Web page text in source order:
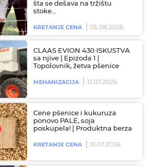
šta se dešava na tržištu
stoke…
KRETANJE CENA 05.08.2026
CLAAS EVION 430 ISKUSTVA
sa njive | Epizoda 1 |
Topolovnik, žetva pšenice
MEHANIZACIJA 31.07.2026
Cene pšenice i kukuruza
ponovo PALE, soja
poskupela! | Produktna berza
KRETANJE CENA 31.07.2026